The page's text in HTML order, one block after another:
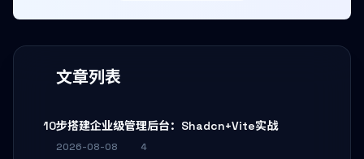
文章列表
10步搭建企业级管理后台：Shadcn+Vite实战
2026-08-08
4